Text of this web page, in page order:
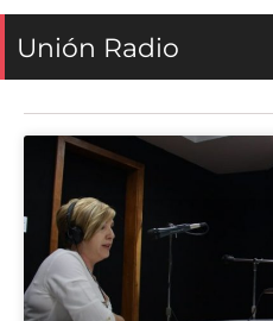
Unión Radio